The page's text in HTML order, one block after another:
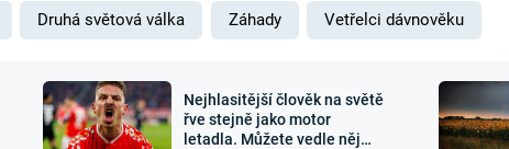
Záhady a
Zajímavosti
Druhá světová válka Záhady Vetřelci dávnověku
Nejhlasitější člověk na světě
řve stejně jako motor
letadla. Můžete vedle něj